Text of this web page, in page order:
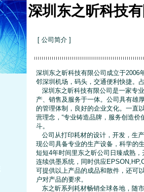
深圳东之昕科技
[ 公司简介 ]
深圳东之昕科技有限公司成立于2006
邻深圳机场，码头，交通便利快捷。
深圳东之昕科技有限公司是一家专
产、销售及服务于一体。公司具有雄
的管理体制，良好的企业文化。一直
营理念，“专业铸造品牌，服务创造
斗。
公司从打印耗材的设计，开发，生
现公司具备专业的生产设备，科学的
短短4年时间里东之昕公司日臻成熟
连续供墨系统，同时供应
可提供以上产品的成品和散件，还可
户对产品的要求。
东之昕系列耗材畅销全球各地，随